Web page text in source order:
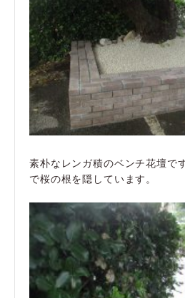
素朴なレンガ積のベンチ花壇で
で桜の根を隠しています。